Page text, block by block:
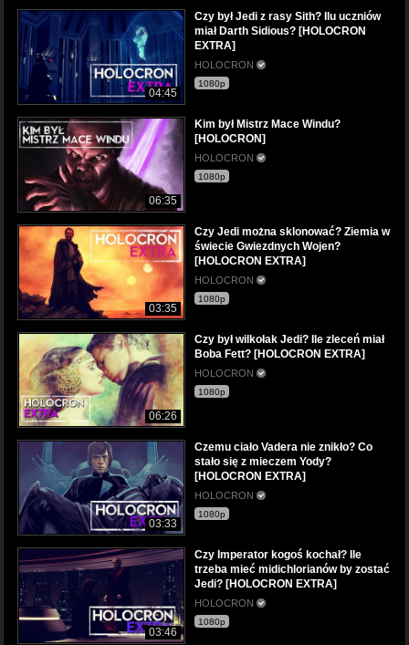
04:45
Czy był Jedi z rasy Sith? Ilu uczniów
miał Darth Sidious? [HOLOCRON
EXTRA]
HOLOCRON
1080p
06:35
Kim był Mistrz Mace Windu?
[HOLOCRON]
HOLOCRON
1080p
03:35
Czy Jedi można sklonować? Ziemia w
świecie Gwiezdnych Wojen?
[HOLOCRON EXTRA]
HOLOCRON
1080p
06:26
Czy był wilkołak Jedi? Ile zleceń miał
Boba Fett? [HOLOCRON EXTRA]
HOLOCRON
1080p
03:33
Czemu ciało Vadera nie znikło? Co
stało się z mieczem Yody?
[HOLOCRON EXTRA]
HOLOCRON
1080p
03:46
Czy Imperator kogoś kochał? Ile
trzeba mieć midichlorianów by zostać
Jedi? [HOLOCRON EXTRA]
HOLOCRON
1080p